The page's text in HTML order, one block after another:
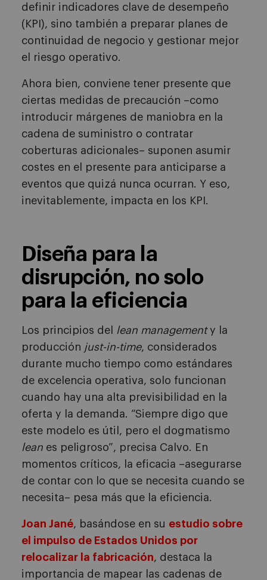
definir indicadores clave de desempeño
(KPI), sino también a preparar planes de
continuidad de negocio y gestionar mejor
el riesgo operativo.
Ahora bien, conviene tener presente que
ciertas medidas de precaución –como
introducir márgenes de maniobra en la
cadena de suministro o contratar
coberturas adicionales– suponen asumir
costes en el presente para anticiparse a
eventos que quizá nunca ocurran. Y eso,
inevitablemente, impacta en los KPI.
Diseña para la
disrupción, no solo
para la eficiencia
Los principios del lean managementy la
producción just-in-time, considerados
durante mucho tiempo como estándares
de excelencia operativa, solo funcionan
cuando hay una alta previsibilidad en la
oferta y la demanda. “Siempre digo que
este modelo es útil, pero el dogmatismo
lean es peligroso”, precisa Calvo. En
momentos críticos, la eficacia –asegurarse
de contar con lo que se necesita cuando se
necesita– pesa más que la eficiencia.
Joan Jané, basándose en su estudio sobre
el impulso de Estados Unidos por
relocalizar la fabricación, destaca la
importancia de mapear las cadenas de